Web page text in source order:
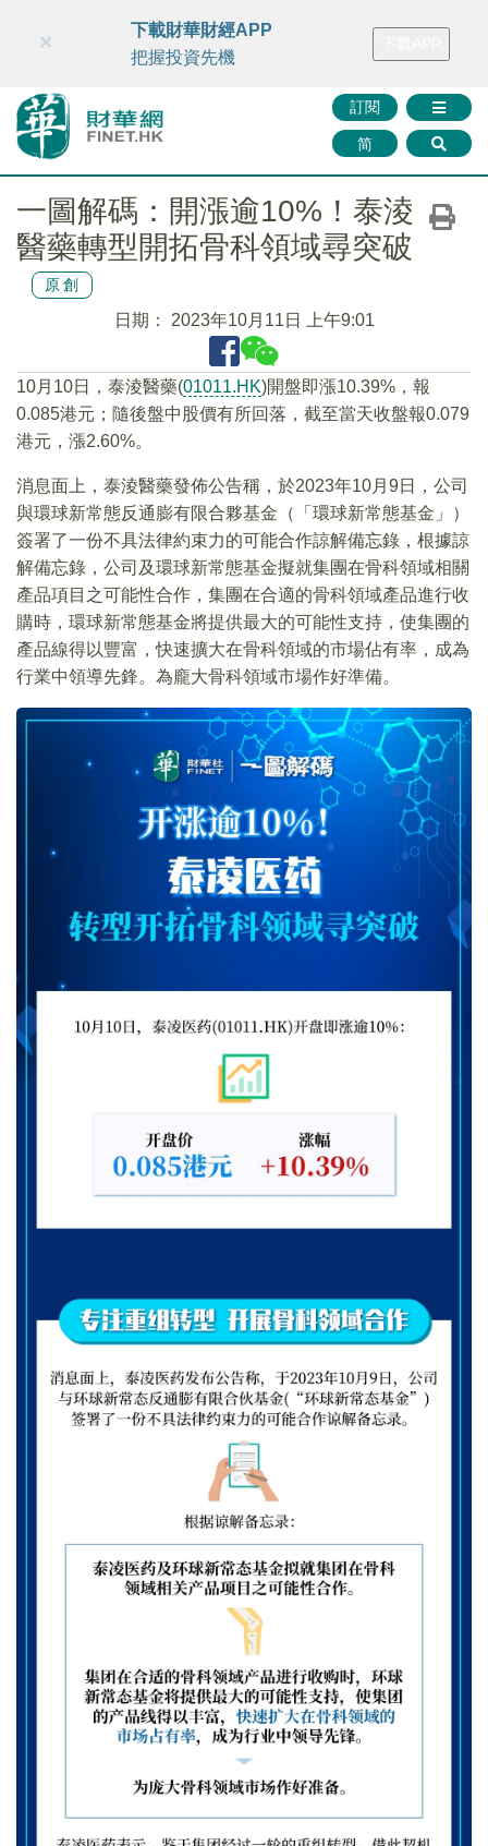
財華智庫網 FINTV FINMETA 財華證券 媒體矩陣
訂閱
简
×
下載財華財經APP
把握投資先機
一圖解碼：開漲逾10%！泰淩
醫藥轉型開拓骨科領域尋突破
原創
日期： 2023年10月11日 上午9:01
10月10日，泰淩醫藥(01011.HK)開盤即漲10.39%，報
0.085港元；隨後盤中股價有所回落，截至當天收盤報0.079
港元，漲2.60%。
消息面上，泰淩醫藥發佈公告稱，於2023年10月9日，公司
與環球新常態反通膨有限合夥基金（「環球新常態基金」）
簽署了一份不具法律約束力的可能合作諒解備忘錄，根據諒
解備忘錄，公司及環球新常態基金擬就集團在骨科領域相關
產品項目之可能性合作，集團在合適的骨科領域產品進行收
購時，環球新常態基金將提供最大的可能性支持，使集團的
產品線得以豐富，快速擴大在骨科領域的市場佔有率，成為
行業中領導先鋒。為龐大骨科領域市場作好準備。